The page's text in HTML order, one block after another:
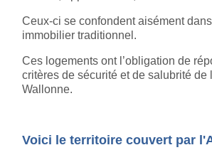
Ceux-ci se confondent aisément
immobilier traditionnel.
Ces logements ont l’obligation de
critères de sécurité et de salubrité de
Wallonne.
Voici le territoire couvert par